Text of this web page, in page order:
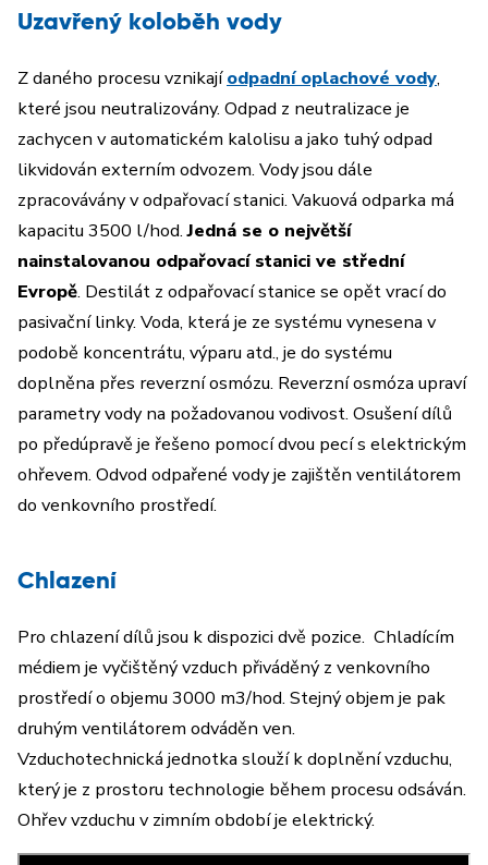
Uzavřený koloběh vody
Z daného procesu vznikajíodpadní oplachové vody,
které jsou neutralizovány. Odpad z neutralizace je
zachycen v automatickém kalolisu a jako tuhý odpad
likvidován externím odvozem. Vody jsou dále
zpracovávány v odpařovací stanici. Vakuová odparka má
kapacitu 3500 l/hod.Jedná se o největší
nainstalovanou odpařovací stanici ve střední
Evropě. Destilát z odpařovací stanice se opět vrací do
pasivační linky. Voda, která je ze systému vynesena v
podobě koncentrátu, výparu atd., je do systému
doplněna přes reverzní osmózu. Reverzní osmóza upraví
parametry vody na požadovanou vodivost. Osušení dílů
po předúpravě je řešeno pomocí dvou pecí s elektrickým
ohřevem. Odvod odpařené vody je zajištěn ventilátorem
do venkovního prostředí.
Chlazení
Pro chlazení dílů jsou k dispozici dvě pozice. Chladícím
médiem je vyčištěný vzduch přiváděný z venkovního
prostředí o objemu 3000 m3/hod. Stejný objem je pak
druhým ventilátorem odváděn ven.
Vzduchotechnická jednotka slouží k doplnění vzduchu,
který je z prostoru technologie během procesu odsáván.
Ohřev vzduchu v zimním období je elektrický.